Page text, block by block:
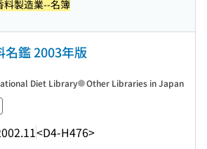
料製造業--名簿
名鑑 2003年版
<D4-H476>
Diet Library Other Libraries in Japan